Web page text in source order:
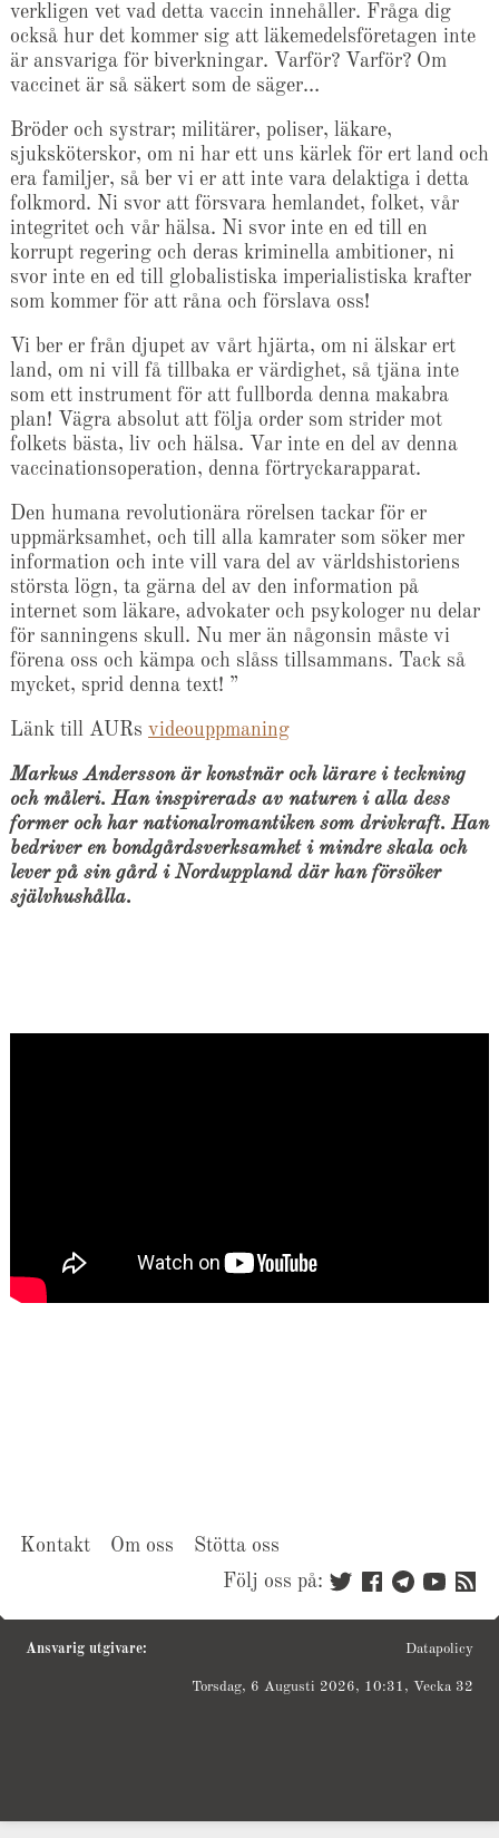
verkligen vet vad detta vaccin innehåller. Fråga dig
också hur det kommer sig att läkemedelsföretagen inte
är ansvariga för biverkningar. Varför? Varför? Om
vaccinet är så säkert som de säger…
Bröder och systrar; militärer, poliser, läkare,
sjuksköterskor, om ni har ett uns kärlek för ert land och
era familjer, så ber vi er att inte vara delaktiga i detta
folkmord. Ni svor att försvara hemlandet, folket, vår
integritet och vår hälsa. Ni svor inte en ed till en
korrupt regering och deras kriminella ambitioner, ni
svor inte en ed till globalistiska imperialistiska krafter
som kommer för att råna och förslava oss!
Vi ber er från djupet av vårt hjärta, om ni älskar ert
land, om ni vill få tillbaka er värdighet, så tjäna inte
som ett instrument för att fullborda denna makabra
plan! Vägra absolut att följa order som strider mot
folkets bästa, liv och hälsa. Var inte en del av denna
vaccinationsoperation, denna förtryckarapparat.
Den humana revolutionära rörelsen tackar för er
uppmärksamhet, och till alla kamrater som söker mer
information och inte vill vara del av världshistoriens
största lögn, ta gärna del av den information på
internet som läkare, advokater och psykologer nu delar
för sanningens skull. Nu mer än någonsin måste vi
förena oss och kämpa och slåss tillsammans. Tack så
mycket, sprid denna text! ”
Länk till AURs videouppmaning
Markus Andersson är konstnär och lärare i teckning
och måleri. Han inspirerads av naturen i alla dess
former och har nationalromantiken som drivkraft. Han
bedriver en bondgårdsverksamhet i mindre skala och
lever på sin gård i Norduppland där han försöker
självhushålla.
Kontakt Om oss
Stötta oss
Följ oss på:
Ansvarig utgivare: Datapolicy
Torsdag, 6 Augusti 2026, 10:31, Vecka 32